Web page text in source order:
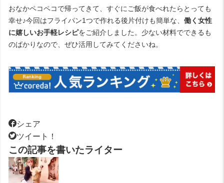
おなかペコペコで帰ってきて、すぐにご飯が食べれたらとっても
幸せ♪今回はフライパン1つで作れる後片付けも簡単な、 働く女性
に嬉しいお手軽レシピをご紹介しました。少ない材料でできるも
のばかりなので、ぜひ活用してみてくださいね。
シェア
ツイート！
この記事を書いたライター